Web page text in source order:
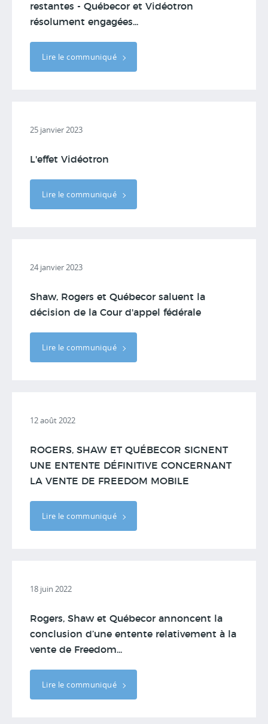
restantes - Québecor et Vidéotron
résolument engagées...
Lire le communiqué
25 janvier 2023
L'effet Vidéotron
Lire le communiqué
24 janvier 2023
Shaw, Rogers et Québecor saluent la
décision de la Cour d'appel fédérale
Lire le communiqué
12 août 2022
ROGERS, SHAW ET QUÉBECOR SIGNENT
UNE ENTENTE DÉFINITIVE CONCERNANT
LA VENTE DE FREEDOM MOBILE
Lire le communiqué
18 juin 2022
Rogers, Shaw et Québecor annoncent la
conclusion d’une entente relativement à la
vente de Freedom...
Lire le communiqué